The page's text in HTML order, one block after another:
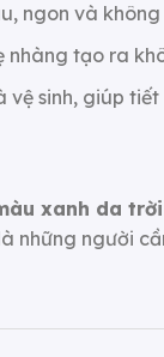
ngon và
nhàng tạo ra
vệ sinh, giúp
xanh da trời
những người